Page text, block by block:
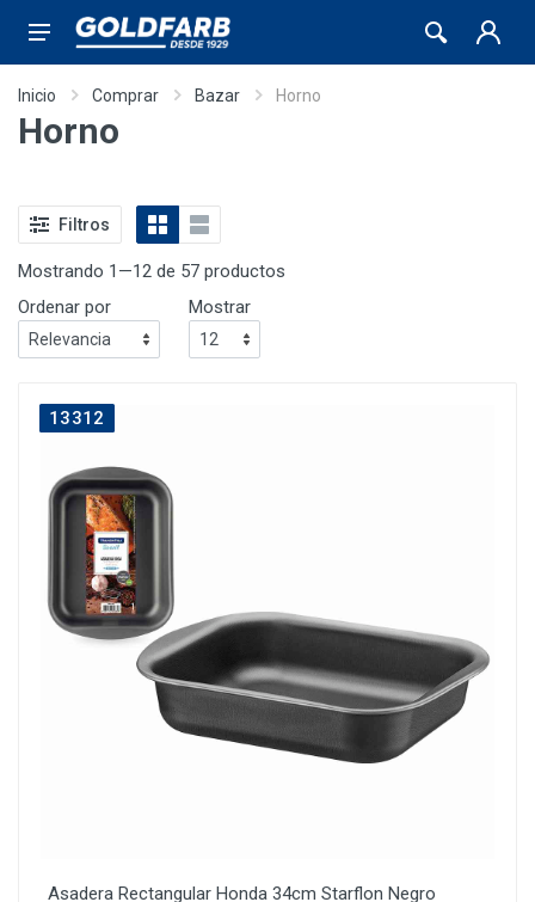
Inicio Comprar Bazar Horno
Horno
Filtros
Mostrando 1—12 de 57 productos
Ordenar por
Mostrar
13312
Asadera Rectangular Honda 34cm Starflon Negro